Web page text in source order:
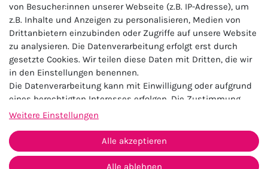
Anmelden
★★★★★
4.5 / 5.0 (23.143)
von Besucher:innen unserer Webseite (z.B. IP-Adresse), um
z.B. Inhalte und Anzeigen zu personalisieren, Medien von
Drittanbietern einzubinden oder Zugriffe auf unsere Website
zu analysieren. Die Datenverarbeitung erfolgt erst durch
gesetzte Cookies. Wir teilen diese Daten mit Dritten, die wir
in den Einstellungen benennen.
Die Datenverarbeitung kann mit Einwilligung oder aufgrund
eines berechtigten Interesses erfolgen. Die Zustimmung
kann erteilt oder abgelehnt werden. Es besteht das Recht,
Zeitpunkt zu ändern oder zu widerrufen. Beachten Sie unser
Impressumund weitere Hinweise zur Verwendung
personenbezogener Daten in unserer
Weitere Einstellungen
Alle akzeptieren
Alle ablehnen